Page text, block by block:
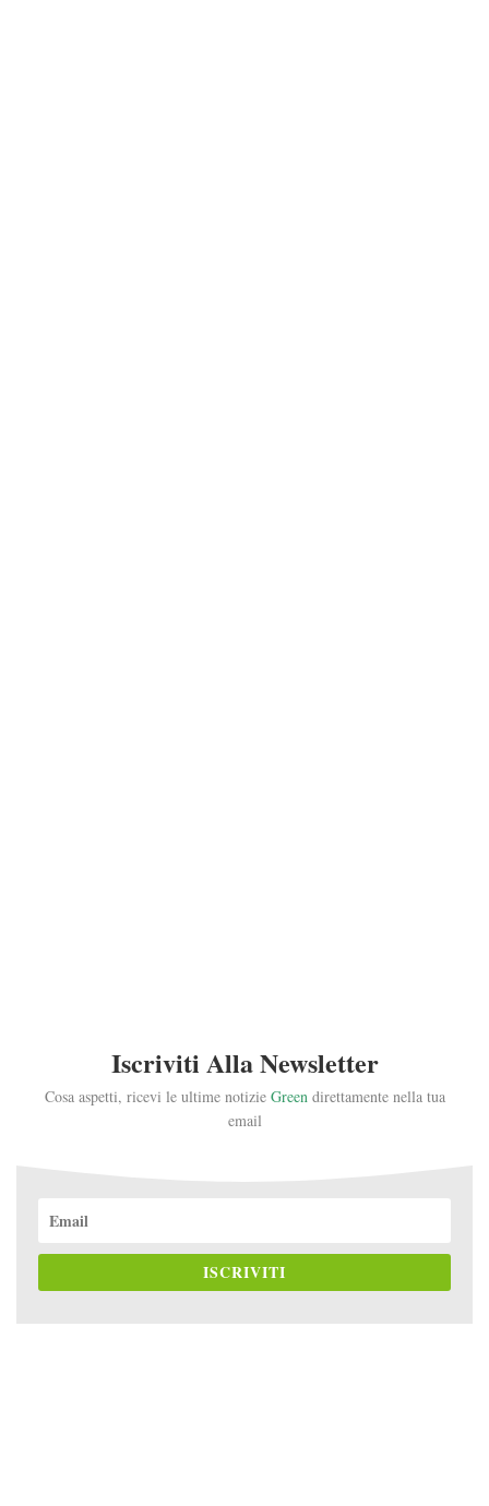
Iscriviti Alla Newsletter
Cosa aspetti, ricevi le ultime notizie Green direttamente nella tua
email
ISCRIVITI